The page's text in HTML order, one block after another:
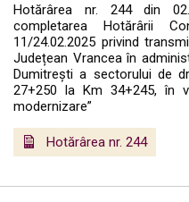
Hotărârea nr. 244 din
completarea Hotărârii
11/24.02.2025 privind
Județean Vrancea în
Dumitrești a sectorului de
27+250 la Km 34+245, în
modernizare”
Hotărârea nr. 244